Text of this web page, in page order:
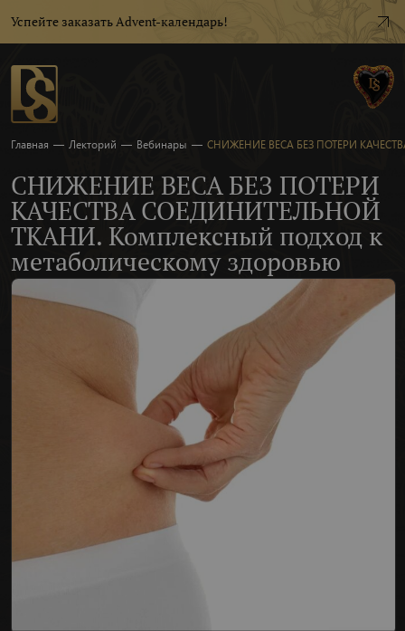
Успейте заказать Advent-календарь!
Главная — Лекторий — Вебинары — СНИЖЕНИЕ ВЕСА БЕЗ ПОТЕРИ
СНИЖЕНИЕ ВЕСА БЕЗ ПОТЕРИ
КАЧЕСТВА СОЕДИНИТЕЛЬНОЙ
ТКАНИ. Комплексный подход к
метаболическому здоровью